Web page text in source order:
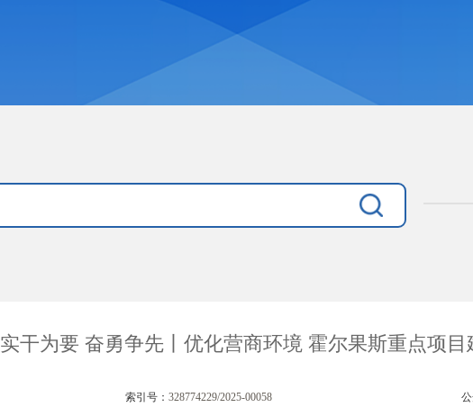
实干为要 奋勇争先丨优化营商环境 霍尔果斯重点项目
索引号： 328774229/2025-00058